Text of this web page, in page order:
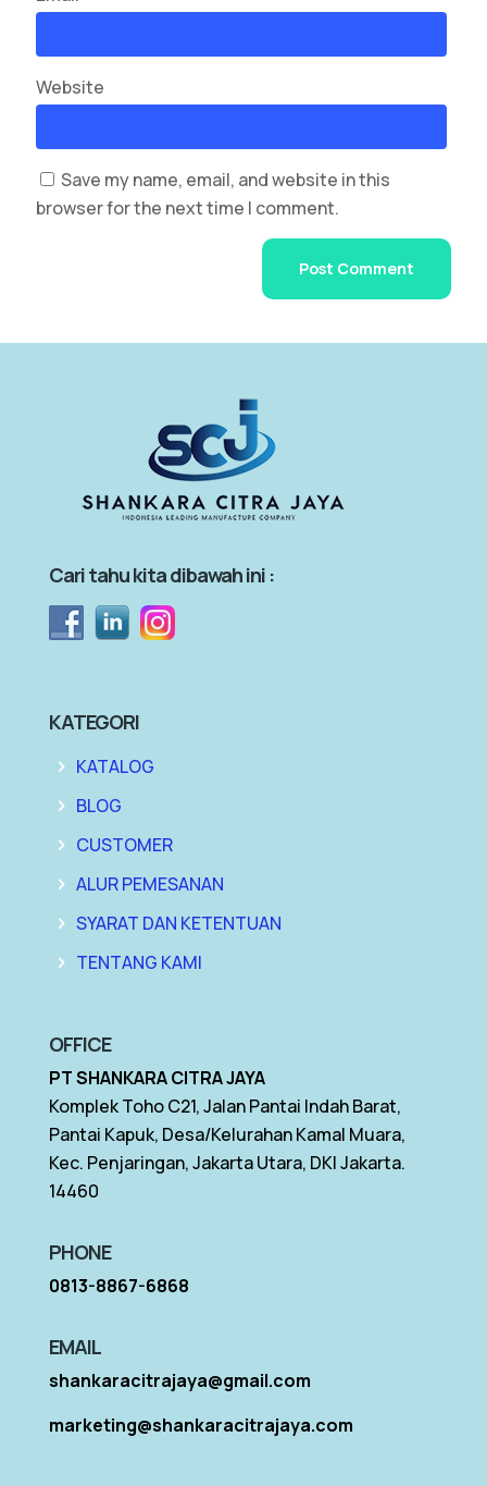
Website
Save my name, email, and website in this
browser for the next time I comment.
Cari tahu kita dibawah ini :
KATEGORI
KATALOG
BLOG
CUSTOMER
ALUR PEMESANAN
SYARAT DAN KETENTUAN
TENTANG KAMI
OFFICE
PT SHANKARA CITRA JAYA
Komplek Toho C21, Jalan Pantai Indah Barat,
Pantai Kapuk, Desa/Kelurahan Kamal Muara,
Kec. Penjaringan, Jakarta Utara, DKI Jakarta.
14460
PHONE
0813-8867-6868
EMAIL
shankaracitrajaya@gmail.com
marketing@shankaracitrajaya.com